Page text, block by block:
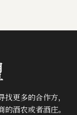
更多的合作方，
酒农或者酒庄。